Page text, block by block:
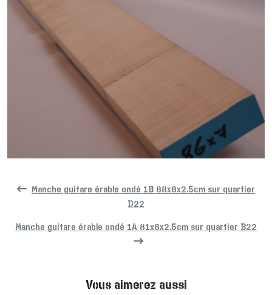
Manche guitare érable ondé 1B 88x8x2.5cm sur quartier
D22
Manche guitare érable ondé 1A 81x8x2.5cm sur quartier B22
Vous aimerez aussi